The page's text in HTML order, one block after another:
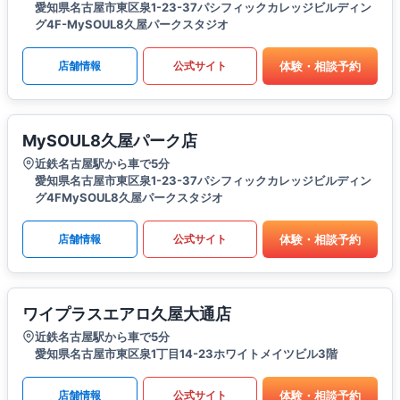
愛知県名古屋市東区泉1-23-37パシフィックカレッジビルディン
グ4F-MySOUL8久屋パークスタジオ
店舗情報 公式サイト 体験・相談予約
MySOUL8久屋パーク店
近鉄名古屋駅から車で5分
愛知県名古屋市東区泉1-23-37パシフィックカレッジビルディン
グ4FMySOUL8久屋パークスタジオ
店舗情報 公式サイト 体験・相談予約
ワイプラスエアロ久屋大通店
近鉄名古屋駅から車で5分
愛知県名古屋市東区泉1丁目14-23ホワイトメイツビル3階
店舗情報 公式サイト 体験・相談予約